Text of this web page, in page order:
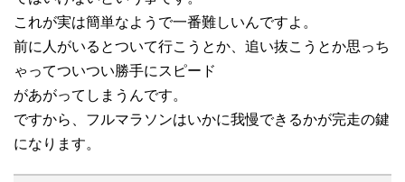
これが実は簡単なようで一番難しいんですよ。
前に人がいるとついて行こうとか、追い抜こうとか思っち
ゃってついつい勝手にスピード
があがってしまうんです。
ですから、フルマラソンはいかに我慢できるかが完走の鍵
になります。